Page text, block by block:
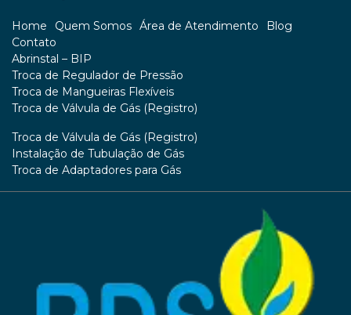
Home Quem Somos Área de Atendimento
Blog
Contato
Abrinstal – BIP
Troca de Regulador de Pressão
Troca de Mangueiras Flexíveis
Troca de Válvula de Gás (Registro)
Troca de Válvula de Gás (Registro)
Instalação de Tubulação de Gás
Troca de Adaptadores para Gás